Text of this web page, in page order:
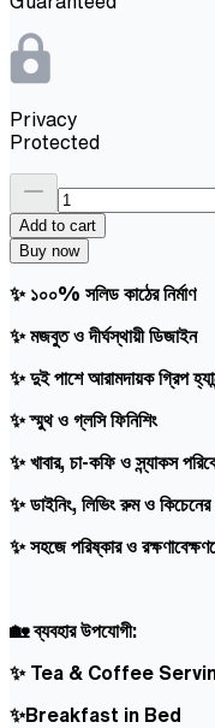
Privacy
Protected
Add to cart
Buy now
✨ ১০০% সলিড কাঠের নির্মাণ
✨ মজবুত ও দীর্ঘস্থায়ী ডিজাইন
✨ দুই পাশে আরামদায়ক গ্রিপ
✨ স্মুথ ও গ্লসি ফিনিশিং
✨ খাবার, চা-কফি ও স্ন্যাকস
✨ ডাইনিং, লিভিং রুম ও কিচেনের
✨ সহজে পরিষ্কার ও
🏡 ব্যবহার উপযোগী:
✨ Tea & Coffee
✨Breakfast in Bed